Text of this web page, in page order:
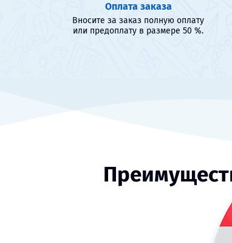
Оплата заказа
Вносите за заказ полную оплату
или предоплату в размере 50 %.